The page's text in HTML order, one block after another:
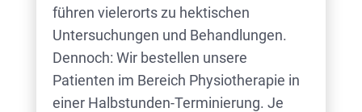
führen vielerorts zu hektischen
Untersuchungen und Behandlungen.
Dennoch: Wir bestellen unsere
Patienten im Bereich Physiotherapie in
einer Halbstunden-Terminierung. Je